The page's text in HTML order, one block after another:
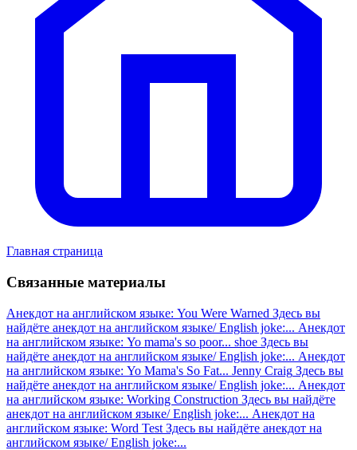
Главная страница
Связанные материалы
Анекдот на английском языке: You Were Warned Здесь вы
найдёте анекдот на английском языке/ English joke:... Анекдот
на английском языке: Yo mama's so poor... shoe Здесь вы
найдёте анекдот на английском языке/ English joke:... Анекдот
на английском языке: Yo Mama's So Fat... Jenny Craig Здесь вы
найдёте анекдот на английском языке/ English joke:... Анекдот
на английском языке: Working Construction Здесь вы найдёте
анекдот на английском языке/ English joke:... Анекдот на
английском языке: Word Test Здесь вы найдёте анекдот на
английском языке/ English joke:...